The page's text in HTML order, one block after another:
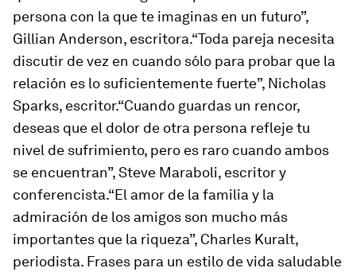
persona con la que te imaginas en un futuro”,
Gillian Anderson, escritora.“Toda pareja necesita
discutir de vez en cuando sólo para probar que la
relación es lo suficientemente fuerte”, Nicholas
Sparks, escritor.“Cuando guardas un rencor,
deseas que el dolor de otra persona refleje tu
nivel de sufrimiento, pero es raro cuando ambos
se encuentran”, Steve Maraboli, escritor y
conferencista.“El amor de la familia y la
admiración de los amigos son mucho más
importantes que la riqueza”, Charles Kuralt,
periodista. Frases para un estilo de vida saludable